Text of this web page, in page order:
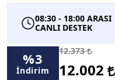
08:30 - 18:00 ARASI
CANLI DESTEK
%3
İndirim
12.373
12.002